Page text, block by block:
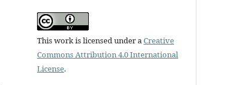
This work is licensed under aCreative
Commons Attribution 4.0 International
License.